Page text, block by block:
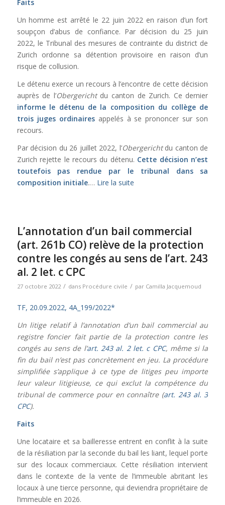
Faits
Un homme est arrêté le 22 juin 2022 en raison d’un fort
soupçon d’abus de confiance. Par décision du 25 juin
2022, le Tribunal des mesures de contrainte du district de
Zurich ordonne sa détention provisoire en raison d’un
risque de collusion.
Le détenu exerce un recours à l’encontre de cette décision
auprès de l’Obergerichtdu canton de Zurich. Ce dernier
informe le détenu de la composition du collège de
trois juges ordinairesappelés à se prononcer sur son
recours.
Par décision du 26 juillet 2022, l’Obergerichtdu canton de
Zurich rejette le recours du détenu. Cette décision n’est
toutefois pas rendue par le tribunal dans sa
composition initiale.… Lire la suite
L’annotation d’un bail commercial
(art. 261b CO) relève de la protection
contre les congés au sens de l’art. 243
al. 2 let. c CPC
27 octobre 2022 / dans Procédure civile / par Camilla Jacquemoud
TF, 20.09.2022, 4A_199/2022*
Un litige relatif à l’annotation d’un bail commercial au
registre foncier fait partie de la protection contre les
congés au sens de l’art. 243 al. 2 let. c CPC, même si la
fin du bail n’est pas concrètement en jeu. La procédure
simplifiée s’applique à ce type de litiges peu importe
leur valeur litigieuse, ce qui exclut la compétence du
tribunal de commerce pour en connaître (art. 243 al. 3
CPC).
Faits
Une locataire et sa bailleresse entrent en conflit à la suite
de la résiliation par la seconde du bail les liant, lequel porte
sur des locaux commerciaux. Cette résiliation intervient
dans le contexte de la vente de l’immeuble abritant les
locaux à une tierce personne, qui deviendra propriétaire de
l’immeuble en 2026.